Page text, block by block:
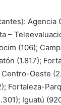
Agencia
–
(106);
(1.817);
Oeste
Fortaleza-
Iguatú